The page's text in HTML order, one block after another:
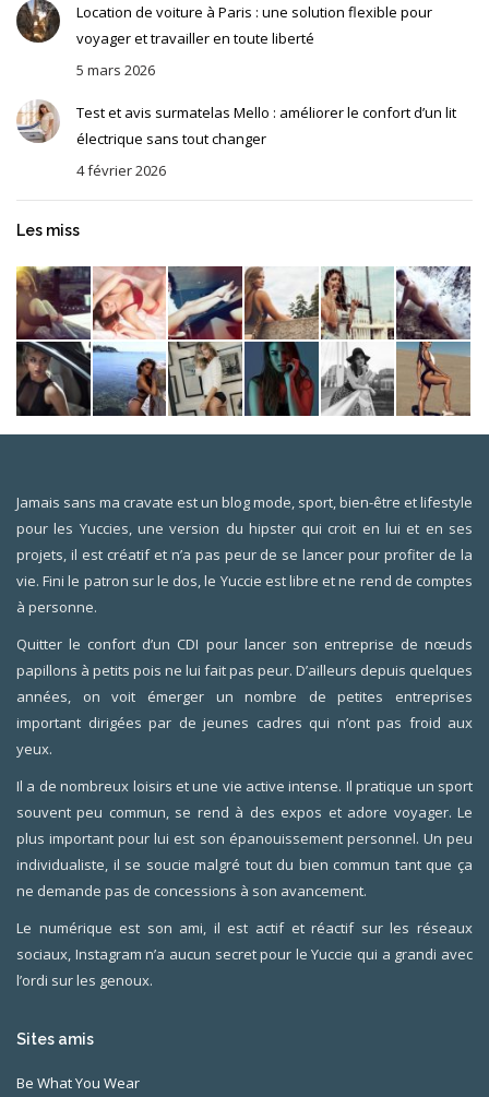
Location de voiture à Paris : une solution flexible pour
voyager et travailler en toute liberté
5 mars 2026
Test et avis surmatelas Mello : améliorer le confort d’un lit
électrique sans tout changer
4 février 2026
Les miss
Jamais sans ma cravate est un blog mode, sport, bien-être et lifestyle
pour les Yuccies, une version du hipster qui croit en lui et en ses
projets, il est créatif et n’a pas peur de se lancer pour profiter de la
vie. Fini le patron sur le dos, le Yuccie est libre et ne rend de comptes
à personne.
Quitter le confort d’un CDI pour lancer son entreprise de nœuds
papillons à petits pois ne lui fait pas peur. D’ailleurs depuis quelques
années, on voit émerger un nombre de petites entreprises
important dirigées par de jeunes cadres qui n’ont pas froid aux
yeux.
Il a de nombreux loisirs et une vie active intense. Il pratique un sport
souvent peu commun, se rend à des expos et adore voyager. Le
plus important pour lui est son épanouissement personnel. Un peu
individualiste, il se soucie malgré tout du bien commun tant que ça
ne demande pas de concessions à son avancement.
Le numérique est son ami, il est actif et réactif sur les réseaux
sociaux, Instagram n’a aucun secret pour le Yuccie qui a grandi avec
l’ordi sur les genoux.
Sites amis
Be What You Wear